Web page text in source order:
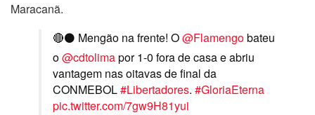
Maracanã.
🔴⚫️ Mengão na frente! O@Flamengobateu
o@cdtolimapor 1-0 fora de casa e abriu
vantagem nas oitavas de final da
CONMEBOL#Libertadores. #GloriaEterna
pic.twitter.com/7gw9H81yui